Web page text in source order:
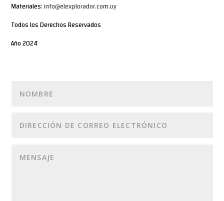
Materiales:info@elexplorador.com.uy
Todos los Derechos Reservados
Año 2024